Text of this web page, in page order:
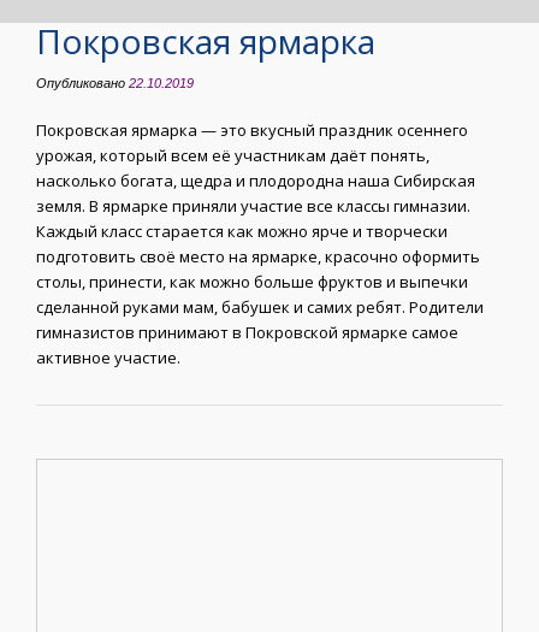
Покровская ярмарка
Опубликовано 22.10.2019
Покровская ярмарка — это вкусный праздник осеннего
урожая, который всем её участникам даёт понять,
насколько богата, щедра и плодородна наша Сибирская
земля. В ярмарке приняли участие все классы гимназии.
Каждый класс старается как можно ярче и творчески
подготовить своё место на ярмарке, красочно оформить
столы, принести, как можно больше фруктов и выпечки
сделанной руками мам, бабушек и самих ребят. Родители
гимназистов принимают в Покровской ярмарке самое
активное участие.